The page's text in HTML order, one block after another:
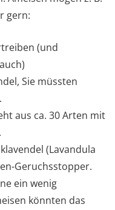
gern:
(und
Sie müssten
aus ca. 30 Arten mit
(Lavandula
Geruchsstopper.
ein wenig
könnten das